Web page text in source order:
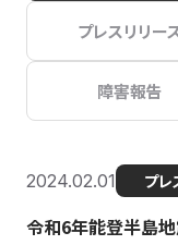
プレスリリー
障害報告
2024.02.01 プレ
令和6年能登半島地